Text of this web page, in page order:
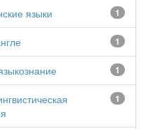
1
языки
1
1
1